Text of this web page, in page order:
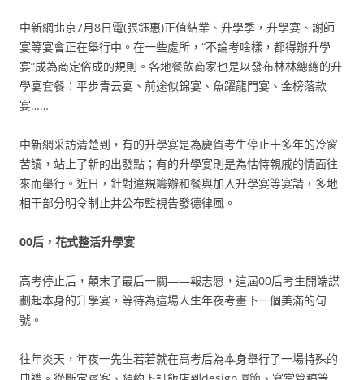
中新網北京7月8日電(張鈺惠)正值結業、升學季，升學宴、謝師
宴等宴會正在舉行中。在一些處所，“不論考啥樣，都得辦升學
宴”成為商定俗成的規則。各地餐飲商家也是以發布林林總總的升
學宴套餐：平步青云宴、前途似錦宴、魚躍龍門宴、金榜落款
宴……
中新網采訪清楚到，有的升學宴是為慶賀考生停止十多年的冷窗
苦讀，站上了新的出發點；有的升學宴則是為怙恃親戚的情面往
來而舉行。近日，針對違規籌辦和餐與加入升學宴等宴請，多地
相干部分明令制止并公布監視告發德律風。
00后，花式整活升學宴
高考停止后，顛末了最后一關——報志愿，這屆00后考生開端謀
劃起本身的升學宴，等待為這場人生年夜考畫下一個美滿的句
號。
往年炎天，年夜一先生若若就在高考后為本身舉行了一場特殊的